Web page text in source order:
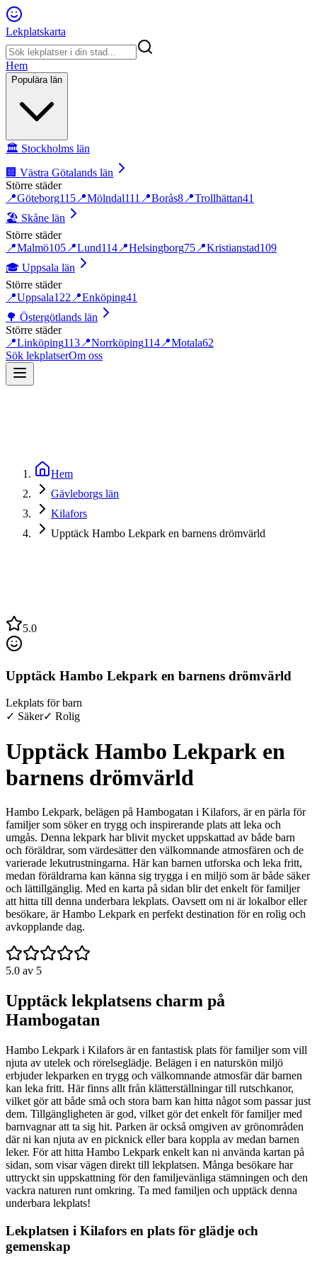
Lekplatskarta
Hem
Populära län
🏛️ Stockholms län
🏢 Västra Götalands län
Större städer
📍Göteborg115 📍Mölndal111 📍Borås8 📍Trollhättan41
🏖️ Skåne län
Större städer
📍Malmö105 📍Lund114 📍Helsingborg75 📍Kristianstad109
🎓 Uppsala län
Större städer
📍Uppsala122 📍Enköping41
🌳 Östergötlands län
Större städer
📍Linköping113 📍Norrköping114 📍Motala62
Sök lekplatserOm oss
Hem
Gävleborgs län
Kilafors
Upptäck Hambo Lekpark en barnens drömvärld
5.0
Upptäck Hambo Lekpark en barnens drömvärld
Lekplats för barn
✓ Säker✓ Rolig
Upptäck Hambo Lekpark en
barnens drömvärld
Hambo Lekpark, belägen på Hambogatan i Kilafors, är en pärla för
familjer som söker en trygg och inspirerande plats att leka och
umgås. Denna lekpark har blivit mycket uppskattad av både barn
och föräldrar, som värdesätter den välkomnande atmosfären och de
varierade lekutrustningarna. Här kan barnen utforska och leka fritt,
medan föräldrarna kan känna sig trygga i en miljö som är både säker
och lättillgänglig. Med en karta på sidan blir det enkelt för familjer
att hitta till denna underbara lekplats. Oavsett om ni är lokalbor eller
besökare, är Hambo Lekpark en perfekt destination för en rolig och
avkopplande dag.
5.0 av 5
Upptäck lekplatsens charm på
Hambogatan
Hambo Lekpark i Kilafors är en fantastisk plats för familjer som vill
njuta av utelek och rörelseglädje. Belägen i en naturskön miljö
erbjuder lekparken en trygg och välkomnande atmosfär där barnen
kan leka fritt. Här finns allt från klätterställningar till rutschkanor,
vilket gör att både små och stora barn kan hitta något som passar just
dem. Tillgängligheten är god, vilket gör det enkelt för familjer med
barnvagnar att ta sig hit. Parken är också omgiven av grönområden
där ni kan njuta av en picknick eller bara koppla av medan barnen
leker. För att hitta Hambo Lekpark enkelt kan ni använda kartan på
sidan, som visar vägen direkt till lekplatsen. Många besökare har
uttryckt sin uppskattning för den familjevänliga stämningen och den
vackra naturen runt omkring. Ta med familjen och upptäck denna
underbara lekplats!
Lekplatsen i Kilafors en plats för glädje och
gemenskap